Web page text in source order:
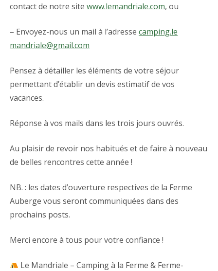
contact de notre site www.lemandriale.com, ou
– Envoyez-nous un mail à l’adresse camping.le
mandriale@gmail.com
Pensez à détailler les éléments de votre séjour
permettant d’établir un devis estimatif de vos
vacances.
Réponse à vos mails dans les trois jours ouvrés.
Au plaisir de revoir nos habitués et de faire à nouveau
de belles rencontres cette année !
NB. : les dates d’ouverture respectives de la Ferme
Auberge vous seront communiquées dans des
prochains posts.
Merci encore à tous pour votre confiance !
Le Mandriale – Camping à la Ferme & Ferme-